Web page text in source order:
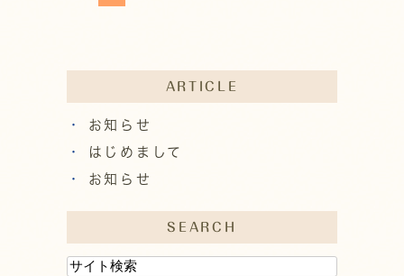
ARTICLE
お知らせ
はじめまして
お知らせ
SEARCH